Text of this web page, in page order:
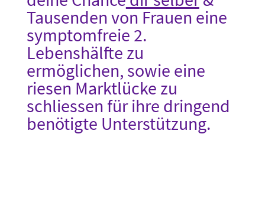
Tausenden von Frauen eine
symptomfreie 2.
Lebenshälfte zu
ermöglichen, sowie eine
riesen Marktlücke zu
schliessen für ihre dringend
benötigte Unterstützung.